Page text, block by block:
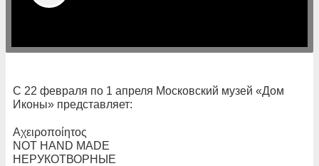
С 22 февраля по 1 апреля Московский музей «Дом
Иконы» представляет:
Αχειροποίητος
NOT HAND MADE
НЕРУКОТВОРНЫЕ